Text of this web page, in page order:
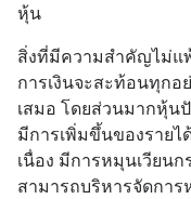
หุ้น
สิ่งที่มีความสำคัญไม่แพ้
การเงินจะสะท้อนทุก
เสมอ โดยส่วนมากหุ้น
มีการเพิ่มขึ้นของรายไ
เนื่อง มีการหมุนเวียน
สามารถบริหารจัดกา